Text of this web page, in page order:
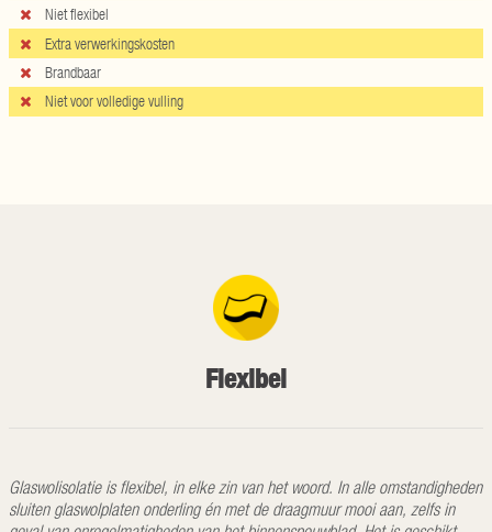
Niet flexibel
Extra verwerkingskosten
Brandbaar
Niet voor volledige vulling
Flexibel
Glaswolisolatie is flexibel, in elke zin van het woord. In alle omstandigheden
sluiten glaswolplaten onderling én met de draagmuur mooi aan, zelfs in